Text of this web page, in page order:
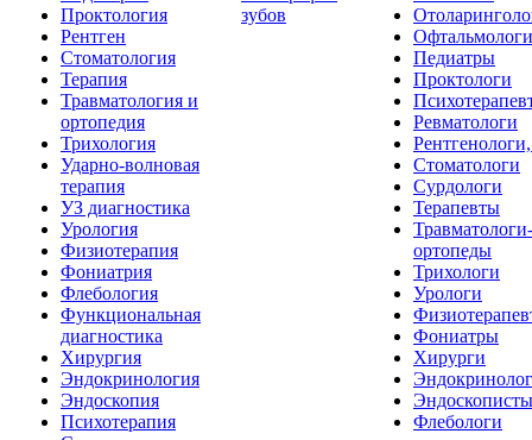
Проктология
Рентген
Стоматология
Терапия
Травматология и
ортопедия
Трихология
Ударно-волновая
терапия
УЗ диагностика
Урология
Физиотерапия
Фониатрия
Флебология
Функциональная
диагностика
Хирургия
Эндокринология
Эндоскопия
Психотерапия
зубов
Офтальмологи
Педиатры
Проктологи
Ревматологи
Стоматологи
Сурдологи
Терапевты
Травматологи-
ортопеды
Трихологи
Урологи
Фониатры
Хирурги
Эндоскописты
Флебологи